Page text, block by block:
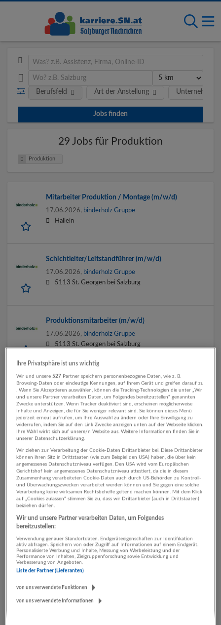
Art der Anstellung Unternehmen
Berufsfeld
29 Jobs für Produktion
Produktion
Mitarbeiter Produktion / Montage (m/w/d)
17.06.2026, binderholz Gruppe
Hallein
Schichtleiter/Leitstandführer (m/w/d)
17.06.2026, binderholz Gruppe
5113 St. Georgen bei Salzburg
Produktionsmitarbeiter (m/w/d)
17.06.2026, binderholz Gruppe
5113 St. Georgen bei Salzburg
Maschinen- & Anlagenführer (m/w/d)
17.06.2026,binderholz Gruppe
5113 St. Georgen bei Salzburg
12.03.2026,Bau | Holz | Immobilien Hillebrand
5084 Großgmain
Schweißer (m/w/d) Systeme & Fahrzeuge
14.01.2026,Robel Bahnbaumaschinen GmbH
83395 Freilassing, Deutschland
Maschinenführer/ Linienführer (m/w/d)
Ihre Privatsphäre ist uns wichtig
Wir und unsere527 Partner speichern personenbezogene Daten, wie z. B.
Browsing-Daten oder eindeutige Kennungen, auf Ihrem Gerät und greifen darauf zu
. Wenn Sie Akzeptieren auswählen, können die Tracking-Technologien die unter „Wir
und unsere Partner verarbeiten Daten, um Folgendes bereitzustellen“ genannten
Zwecke unterstützen. Wenn Tracker deaktiviert sind, erscheinen möglicherweise
Inhalte und Anzeigen, die für Sie weniger relevant sind. Sie können dieses Menü
jederzeit erneut aufrufen, um Ihre Auswahl zu ändern oder Ihre Einwilligung zu
widerrufen, indem Sie auf den Link Zwecke anzeigen unten auf der Webseite klicken.
Ihre Wahl wirkt sich auf unsere/n Website aus. Weitere Informationen finden Sie in
unserer Datenschutzerklärung.
Wir ziehen zur Verarbeitung der Cookie-Daten Drittanbieter bei. Diese Drittanbieter
können ihren Sitz in Drittstaaten (wie zum Beispiel den USA) haben, die über kein
angemessenes Datenschutzniveau verfügen. Den USA wird vom Europäischen
Gerichtshof kein angemessenes Datenschutzniveau attestiert, da die in diesem
Zusammenhang verarbeiteten Cookie-Daten auch durch US-Behörden zu Kontroll-
und Überwachungszwecken verarbeitet werden können und Sie gegen eine solche
Verarbeitung keine wirksamen Rechtsbehelfe geltend machen können. Mit dem Klick
auf „Cookies zulassen“ stimmen Sie zu, dass wir Drittanbieter (auch in Drittstaaten)
beiziehen dürfen.
Wir und unsere Partner verarbeiten Daten, um Folgendes
bereitzustellen:
Verwendung genauer Standortdaten. Endgeräteeigenschaften zur Identifikation
aktiv abfragen. Speichern von oder Zugriff auf Informationen auf einem Endgerät.
Personalisierte Werbung und Inhalte, Messung von Werbeleistung und der
Performance von Inhalten, Zielgruppenforschung sowie Entwicklung und
Verbesserung von Angeboten.
Liste der Partner (Lieferanten)
von uns verwendete Funktionen
von uns verwendete Informationen